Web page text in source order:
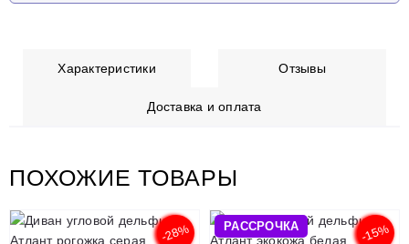
Характеристики Отзывы
Доставка и оплата
ПОХОЖИЕ ТОВАРЫ
-28% РАССРОЧКА -15%